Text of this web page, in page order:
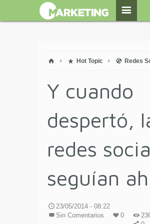
Hot Topic Redes
Y cuando
despertó,
redes
seguían
23/05/2014 - 08:22
Sin Comentarios
0